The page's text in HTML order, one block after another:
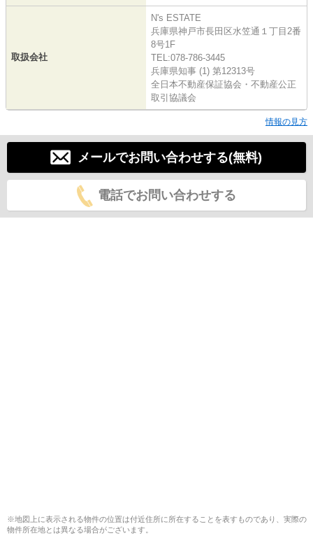
取扱会社
N's ESTATE
兵庫県神戸市長田区水笠通１丁目2番
8号1F
TEL:078-786-3445
兵庫県知事 (1) 第12313号
全日本不動産保証協会・不動産公正
取引協議会
情報の見方
メールでお問い合わせする(無料)
電話でお問い合わせする
※地図上に表示される物件の位置は付近住所に所在することを表すものであり、実際の
物件所在地とは異なる場合がございます。